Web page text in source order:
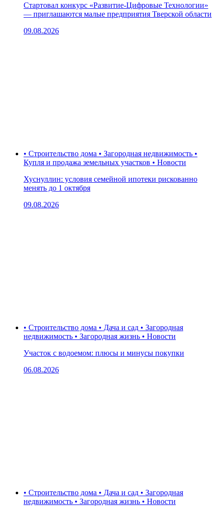
Стартовал конкурс «Развитие-Цифровые Технологии»
— приглашаются малые предприятия Тверской области
09.08.2026
• Строительство дома • Загородная недвижимость •
Купля и продажа земельных участков • Новости
Хуснуллин: условия семейной ипотеки рискованно
менять до 1 октября
09.08.2026
• Строительство дома • Дача и сад • Загородная
недвижимость • Загородная жизнь • Новости
Участок с водоемом: плюсы и минусы покупки
06.08.2026
• Строительство дома • Дача и сад • Загородная
недвижимость • Загородная жизнь • Новости